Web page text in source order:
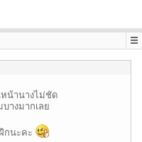
หน้านางไม่ชัด
บางมากเลย
กนะคะ